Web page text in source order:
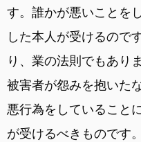
す。誰かが悪いことを
した本人が受けるので
り、業の法則でもあり
被害者が怨みを抱いた
悪行為をしていること
が受けるべきものです